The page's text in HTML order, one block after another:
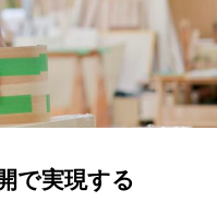
で実現する